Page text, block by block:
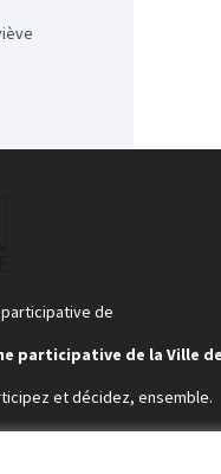
de
participative de la Ville de
et décidez, ensemble.